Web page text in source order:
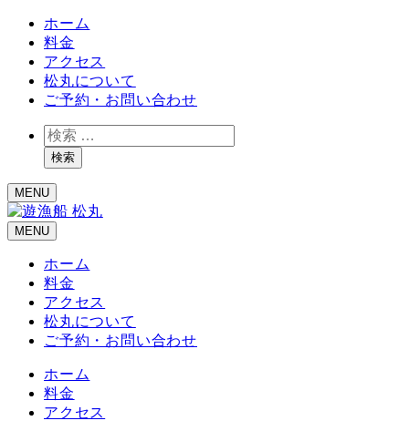
ホーム
料金
アクセス
松丸について
ご予約・お問い合わせ
検
索検索
MENU
MENU
ホーム
料金
アクセス
松丸について
ご予約・お問い合わせ
ホーム
料金
アクセス